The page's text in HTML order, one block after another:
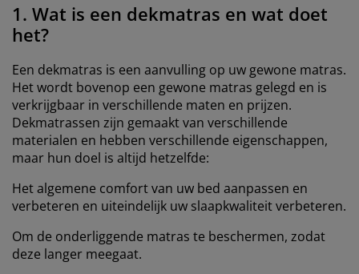
1. Wat is een dekmatras en wat doet
het?
Een dekmatras is een aanvulling op uw gewone matras.
Het wordt bovenop een gewone matras gelegd en is
verkrijgbaar in verschillende maten en prijzen.
Dekmatrassen zijn gemaakt van verschillende
materialen en hebben verschillende eigenschappen,
maar hun doel is altijd hetzelfde:
Het algemene comfort van uw bed aanpassen en
verbeteren en uiteindelijk uw slaapkwaliteit verbeteren.
Om de onderliggende matras te beschermen, zodat
deze langer meegaat.